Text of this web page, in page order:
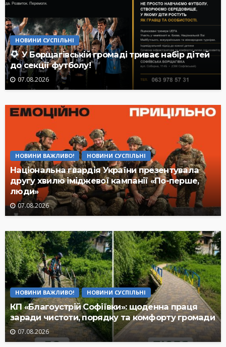
НОВИНИ СУСПІЛЬНІ
У Борщагівській громаді триває набір дітей
до секції футболу!
07.08.2026
НОВИНИ ВАЖЛИВО! НОВИНИ СУСПІЛЬНІ
Національна гвардія України презентувала
другу хвилю іміджевої кампанії «По-перше,
люди»
07.08.2026
НОВИНИ ВАЖЛИВО! НОВИНИ СУСПІЛЬНІ
КП «Благоустрій Софіївки»: щоденна праця
заради чистоти, порядку та комфорту громади
07.08.2026